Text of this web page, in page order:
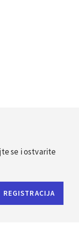
se i ostvarite
REGISTRACIJA